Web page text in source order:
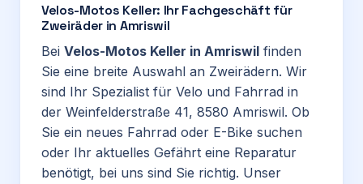
Velos-Motos Keller: Ihr Fachgeschäft für
Zweiräder in Amriswil
Bei Velos-Motos Keller in Amriswil finden
Sie eine breite Auswahl an Zweirädern. Wir
sind Ihr Spezialist für Velo und Fahrrad in
der Weinfelderstraße 41, 8580 Amriswil. Ob
Sie ein neues Fahrrad oder E-Bike suchen
oder Ihr aktuelles Gefährt eine Reparatur
benötigt, bei uns sind Sie richtig. Unser